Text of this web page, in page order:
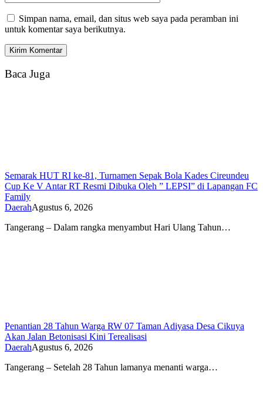
Simpan nama, email, dan situs web saya pada peramban ini
untuk komentar saya berikutnya.
Baca Juga
Semarak HUT RI ke-81, Turnamen Sepak Bola Kades Cireundeu
Cup Ke V Antar RT Resmi Dibuka Oleh ” LEPSI” di Lapangan FC
Family
DaerahAgustus 6, 2026
Tangerang – Dalam rangka menyambut Hari Ulang Tahun…
Penantian 28 Tahun Warga RW 07 Taman Adiyasa Desa Cikuya
Akan Jalan Betonisasi Kini Terealisasi
DaerahAgustus 6, 2026
Tangerang – Setelah 28 Tahun lamanya menanti warga…